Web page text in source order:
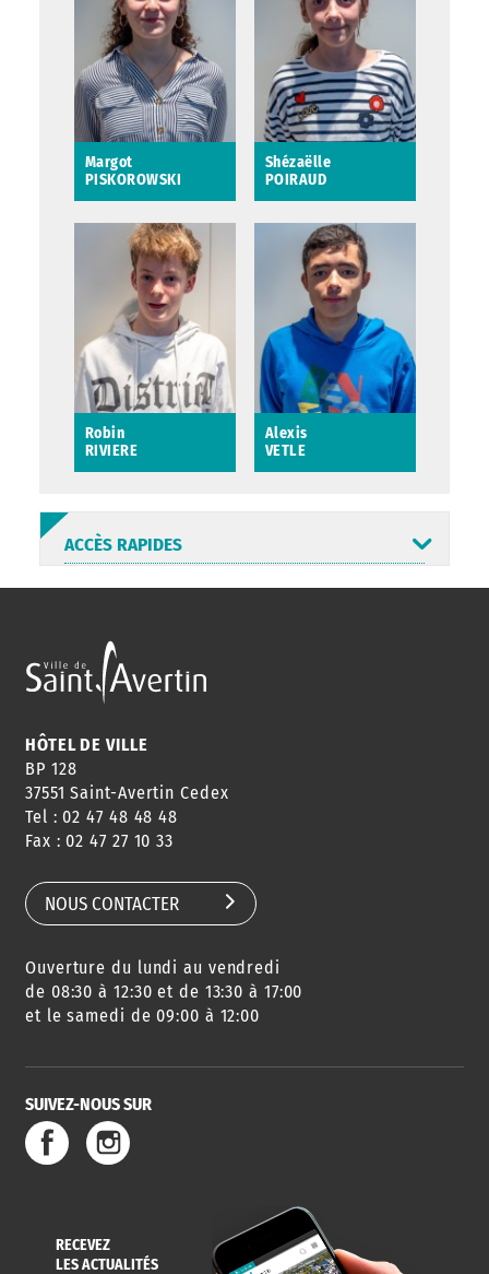
Margot
PISKOROWSKI
Margot
PISKOROWSKI
Shézaëlle
POIRAUD
Shézaëlle POIRAUD
Robin
RIVIERE
Alexis
VETLE
ACCÈS RAPIDES
ANNUAIRE
HORAIRES
CONSEILS
DE QUARTIER
AGENDA
DES SORTIES
URBANISME
SERVICE
DE L'EAU
HÔTEL DE VILLE
BP 128
37551 Saint-Avertin Cedex
Tel : 02 47 48 48 48
Fax : 02 47 27 10 33
NOUS CONTACTER
Ouverture du lundi au vendredi
de 08:30 à 12:30 et de 13:30 à 17:00
et le samedi de 09:00 à 12:00
SUIVEZ-NOUS SUR
RECEVEZ
LES ACTUALITÉS